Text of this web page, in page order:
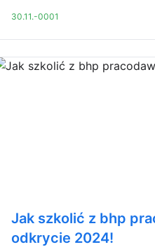
30.11.-0001
Jak szkolić z bhp
odkrycie 2024!